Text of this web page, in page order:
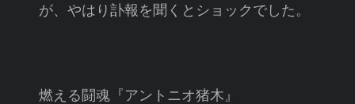
が、やはり訃報を聞くとショックでした。
燃える闘魂『アントニオ猪木』